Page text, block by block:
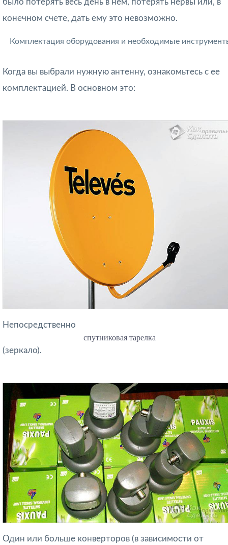
было потерять весь день в нем, потерять нервы или, в
конечном счете, дать ему это невозможно.
Комплектация оборудования и необходимые
Когда вы выбрали нужную антенну, ознакомьтесь с ее
комплектацией. В основном это:
Непосредственно
спутниковая тарелка
(зеркало).
Один или больше конверторов (в зависимости от